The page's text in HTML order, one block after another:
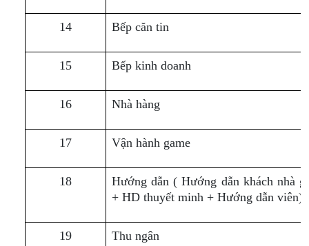
14 Bếp căn tin
15 Bếp kinh doanh
16 Nhà hàng
17 Vận hành game
18
Hướng dẫn ( Hướng dẫn khách nhà
+ HD thuyết minh + Hướng dẫn viên)
19 Thu ngân